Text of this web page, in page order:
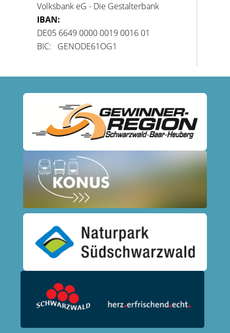
Volksbank eG - Die Gestalterbank
IBAN:
DE05 6649 0000 0019 0016 01
BIC: GENODE61OG1